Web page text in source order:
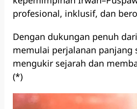
profesional, inklusif, dan
Dengan dukungan penuh
memulai perjalanan panjang
mengukir sejarah dan
(*)